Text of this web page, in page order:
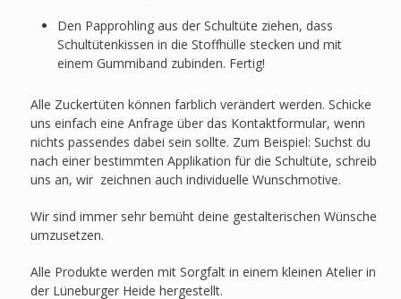
Den Papprohling aus der Schultüte ziehen, dass
Schultütenkissen in die Stoffhülle stecken und mit
einem Gummiband zubinden. Fertig!
Alle Zuckertüten können farblich verändert werden. Schicke
uns einfach eine Anfrage über das Kontaktformular, wenn
nichts passendes dabei sein sollte. Zum Beispiel: Suchst du
nach einer bestimmten Applikation für die Schultüte, schreib
uns an, wir zeichnen auch individuelle Wunschmotive.
Wir sind immer sehr bemüht deine gestalterischen Wünsche
umzusetzen.
Alle Produkte werden mit Sorgfalt in einem kleinen Atelier in
der Lüneburger Heide hergestellt.